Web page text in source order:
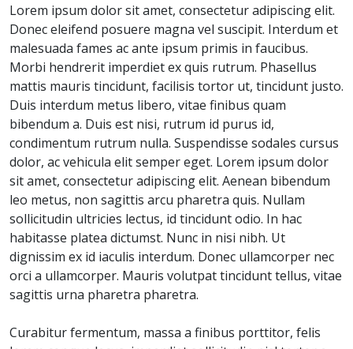
Lorem ipsum dolor sit amet, consectetur adipiscing elit.
Donec eleifend posuere magna vel suscipit. Interdum et
malesuada fames ac ante ipsum primis in faucibus.
Morbi hendrerit imperdiet ex quis rutrum. Phasellus
mattis mauris tincidunt, facilisis tortor ut, tincidunt justo.
Duis interdum metus libero, vitae finibus quam
bibendum a. Duis est nisi, rutrum id purus id,
condimentum rutrum nulla. Suspendisse sodales cursus
dolor, ac vehicula elit semper eget. Lorem ipsum dolor
sit amet, consectetur adipiscing elit. Aenean bibendum
leo metus, non sagittis arcu pharetra quis. Nullam
sollicitudin ultricies lectus, id tincidunt odio. In hac
habitasse platea dictumst. Nunc in nisi nibh. Ut
dignissim ex id iaculis interdum. Donec ullamcorper nec
orci a ullamcorper. Mauris volutpat tincidunt tellus, vitae
sagittis urna pharetra pharetra.
Curabitur fermentum, massa a finibus porttitor, felis